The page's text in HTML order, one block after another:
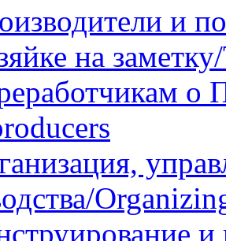
и
на
о
и